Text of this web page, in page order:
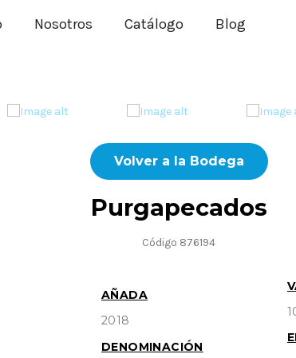
Nosotros Catálogo Blog
Volver a la Bodega
Purgapecados
Código 876194
AÑADA
2018
DENOMINACIÓN